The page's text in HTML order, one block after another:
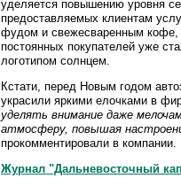
уделяется повышению уровня
предоставляемых клиентам
фудом и свежесваренным кофе,
постоянных покупателей уже
логотипом солнцем.
Кстати, перед Новым годом
украсили яркими елочками в
уделять внимание даже
атмосферу, повышая
прокомментировали в компании.
Журнал "Дальневосточный